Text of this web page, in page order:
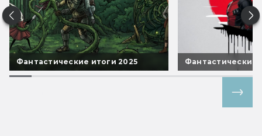
Фантастические итоги 2025 Фантастические